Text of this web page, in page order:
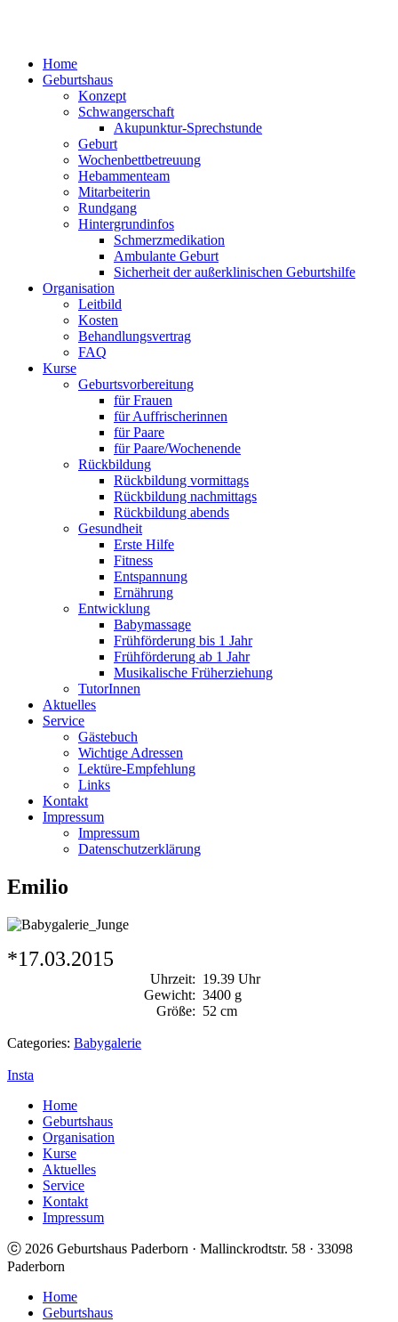
Home
Geburtshaus
Konzept
Schwangerschaft
Akupunktur-Sprechstunde
Geburt
Wochenbettbetreuung
Hebammenteam
Mitarbeiterin
Rundgang
Hintergrundinfos
Schmerzmedikation
Ambulante Geburt
Sicherheit der außerklinischen Geburtshilfe
Organisation
Leitbild
Kosten
Behandlungsvertrag
FAQ
Kurse
Geburtsvorbereitung
für Frauen
für Auffrischerinnen
für Paare
für Paare/Wochenende
Rückbildung
Rückbildung vormittags
Rückbildung nachmittags
Rückbildung abends
Gesundheit
Erste Hilfe
Fitness
Entspannung
Ernährung
Entwicklung
Babymassage
Frühförderung bis 1 Jahr
Frühförderung ab 1 Jahr
Musikalische Früherziehung
TutorInnen
Aktuelles
Service
Gästebuch
Wichtige Adressen
Lektüre-Empfehlung
Links
Kontakt
Impressum
Impressum
Datenschutzerklärung
Emilio
*17.03.2015
Uhrzeit: 19.39 Uhr
Gewicht: 3400 g
Größe: 52 cm
Categories: Babygalerie
Insta
Home
Geburtshaus
Organisation
Kurse
Aktuelles
Service
Kontakt
Impressum
ⓒ 2026 Geburtshaus Paderborn · Mallinckrodtstr. 58 · 33098
Paderborn
Home
Geburtshaus